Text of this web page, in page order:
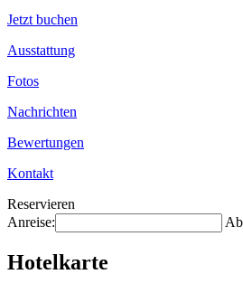
Jetzt buchen
Ausstattung
Fotos
Nachrichten
Bewertungen
Kontakt
Reservieren
Anreise:
Hotelkarte